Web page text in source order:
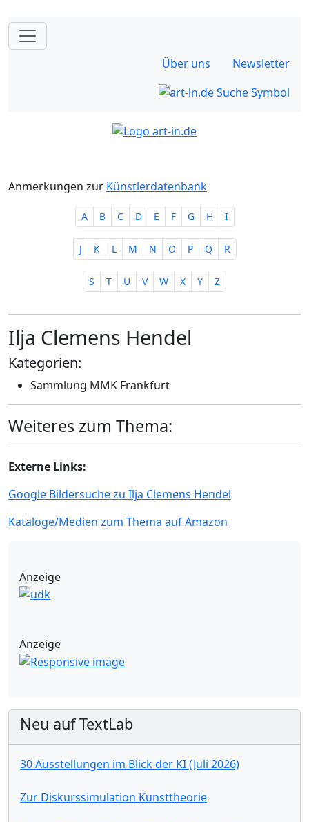
Über uns Newsletter
Anmerkungen zur Künstlerdatenbank
A B C D E F G H I
J K L M N O P Q R
S T U V W X Y Z
Ilja Clemens Hendel
Kategorien:
Sammlung MMK Frankfurt
Weiteres zum Thema:
Externe Links:
Google Bildersuche zu Ilja Clemens Hendel
Kataloge/Medien zum Thema auf Amazon
Anzeige
Anzeige
Neu auf TextLab
30 Ausstellungen im Blick der KI (Juli 2026)
Zur Diskurssimulation Kunsttheorie